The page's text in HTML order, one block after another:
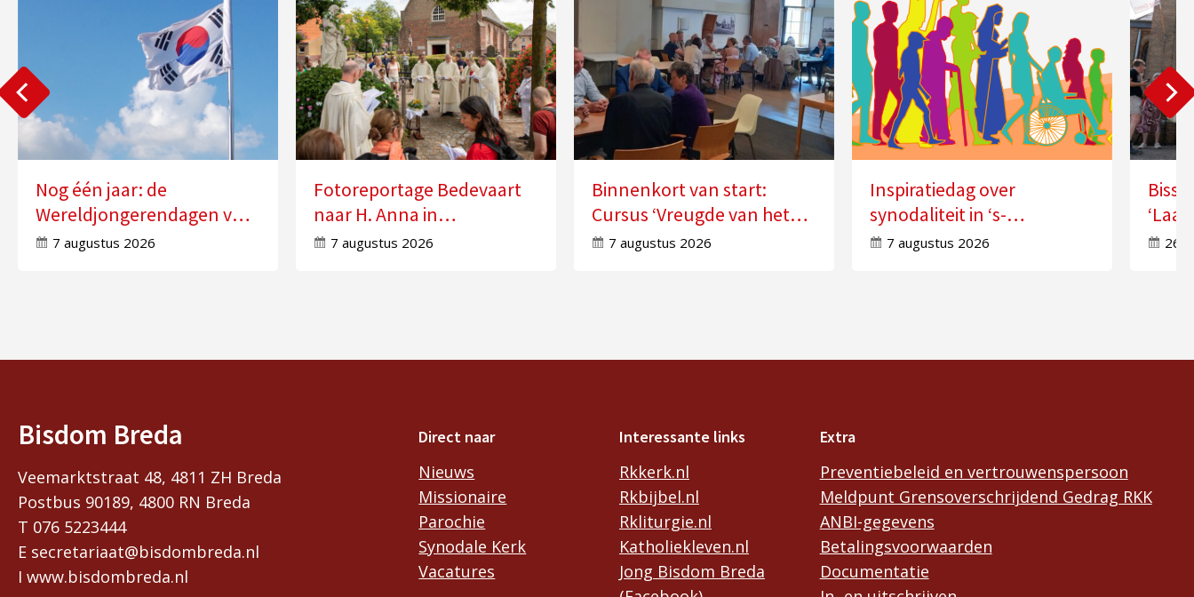
Nog één jaar: de
Wereldjongerendagen van
2027 in Seoul
7 augustus 2026
Fotoreportage Bedevaart
naar H. Anna in
Molenschot
7 augustus 2026
Binnenkort van start:
Cursus ‘Vreugde van het
Evangelie ervaren’
7 augustus 2026
Inspiratiedag over
synodaliteit in ‘s-
Hertogenbosch
7 augustus 2026 26
Bisdom Breda
Veemarktstraat 48, 4811 ZH Breda
Postbus 90189, 4800 RN Breda
T 076 5223444
E secretariaat@bisdombreda.nl
I www.bisdombreda.nl
Direct naar
Nieuws
Missionaire
Parochie
Synodale Kerk
Vacatures
Interessante links
Rkkerk.nl
Rkbijbel.nl
Rkliturgie.nl
Katholiekleven.nl
Jong Bisdom Breda
Extra
Preventiebeleid en vertrouwenspersoon
Meldpunt Grensoverschrijdend Gedrag RKK
ANBI-gegevens
Betalingsvoorwaarden
Documentatie